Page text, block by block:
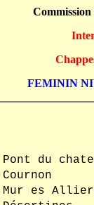
FEMININ
Pont du
Cournon
Mur es Allier